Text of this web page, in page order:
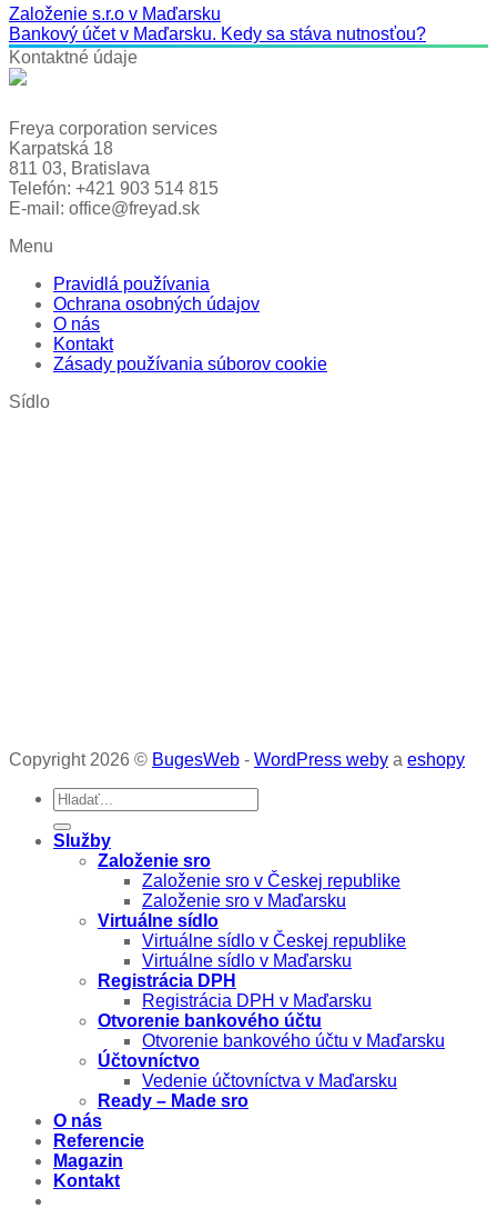
Založenie s.r.o v Maďarsku
Bankový účet v Maďarsku. Kedy sa stáva nutnosťou?
Kontaktné údaje
Freya corporation services
Karpatská 18
811 03, Bratislava
Telefón: +421 903 514 815
E-mail: office@freyad.sk
Menu
Pravidlá používania
Ochrana osobných údajov
O nás
Kontakt
Zásady používania súborov cookie
Sídlo
Copyright 2026 © BugesWeb - WordPress weby a eshopy
Služby
Založenie sro
Založenie sro v Českej republike
Založenie sro v Maďarsku
Virtuálne sídlo
Virtuálne sídlo v Českej republike
Virtuálne sídlo v Maďarsku
Registrácia DPH
Registrácia DPH v Maďarsku
Otvorenie bankového účtu
Otvorenie bankového účtu v Maďarsku
Účtovníctvo
Vedenie účtovníctva v Maďarsku
Ready – Made sro
O nás
Referencie
Magazin
Kontakt